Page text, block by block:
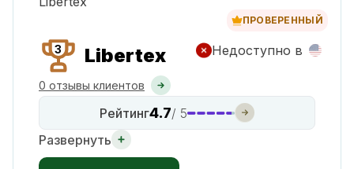
ПРОВЕРЕННЫЙ
Недоступно в
3 Libertex
0 отзывы клиентов
Рейтинг4.7/ 5
Развернуть